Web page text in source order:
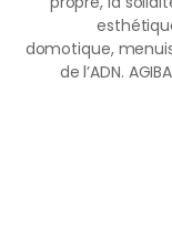
domotique,
de l’ADN.